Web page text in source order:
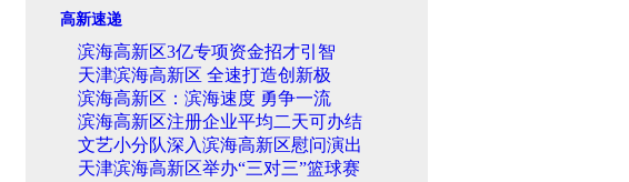
高新速递
滨海高新区3亿专项资金招才引智
天津滨海高新区 全速打造创新极
滨海高新区：滨海速度 勇争一流
滨海高新区注册企业平均二天可办结
文艺小分队深入滨海高新区慰问演出
天津滨海高新区举办“三对三”篮球赛